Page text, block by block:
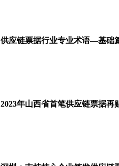
供应链票据行业专业术语—基础